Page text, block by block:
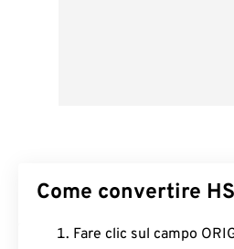
Come convertire
Fare clic sul campo